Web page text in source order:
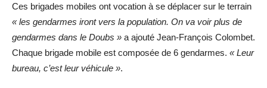
Ces brigades mobiles ont vocation à se déplacer sur le terrain
« les gendarmes iront vers la population. On va voir plus de
gendarmes dans le Doubs » a ajouté Jean-François Colombet.
Chaque brigade mobile est composée de 6 gendarmes. « Leur
bureau, c’est leur véhicule ».